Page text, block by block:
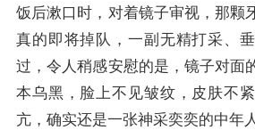
饭后漱口时，对着镜子审视，那颗
真的即将掉队，一副无精打采、
过，令人稍感安慰的是，镜子对面
本乌黑，脸上不见皱纹，皮肤不
亢，确实还是一张神采奕奕的中年